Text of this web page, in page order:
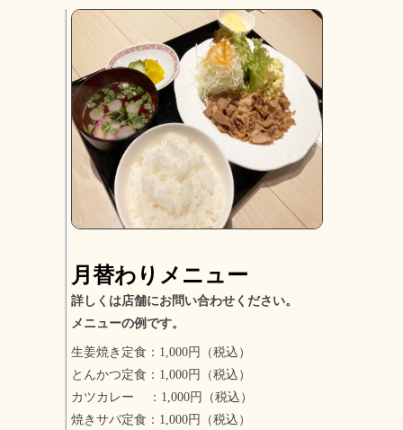
月替わりメニュー
詳しくは店舗にお問い合わせください。
メニューの例です。
生姜焼き定食：1,000円（税込）
とんかつ定食：1,000円（税込）
カツカレー ：1,000円（税込）
焼きサバ定食：1,000円（税込）